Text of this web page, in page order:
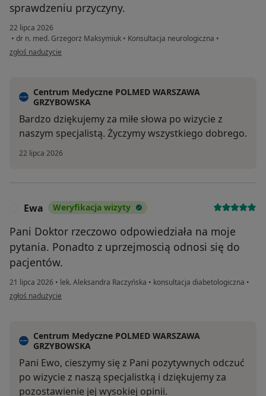
sprawdzeniu przyczyny.
22 lipca 2026
• dr n. med. Grzegorz Maksymiuk • Konsultacja neurologiczna •
w opinii użytkownika Kasia
zgłoś nadużycie
Centrum Medyczne POLMED WARSZAWA
GRZYBOWSKA
Bardzo dziękujemy za miłe słowa po wizycie z
naszym specjalistą. Życzymy wszystkiego dobrego.
22 lipca 2026
Ewa Weryfikacja wizyty
Pani Doktor rzeczowo odpowiedziała na moje
pytania. Ponadto z uprzejmoscią odnosi się do
pacjentów.
21 lipca 2026 • lek. Aleksandra Raczyńska • konsultacja diabetologiczna •
w opinii użytkownika Ewa
zgłoś nadużycie
Centrum Medyczne POLMED WARSZAWA
GRZYBOWSKA
Pani Ewo, cieszymy się z Pani pozytywnych odczuć
po wizycie z naszą specjalistką i dziękujemy za
pozostawienie jej wysokiej opinii.